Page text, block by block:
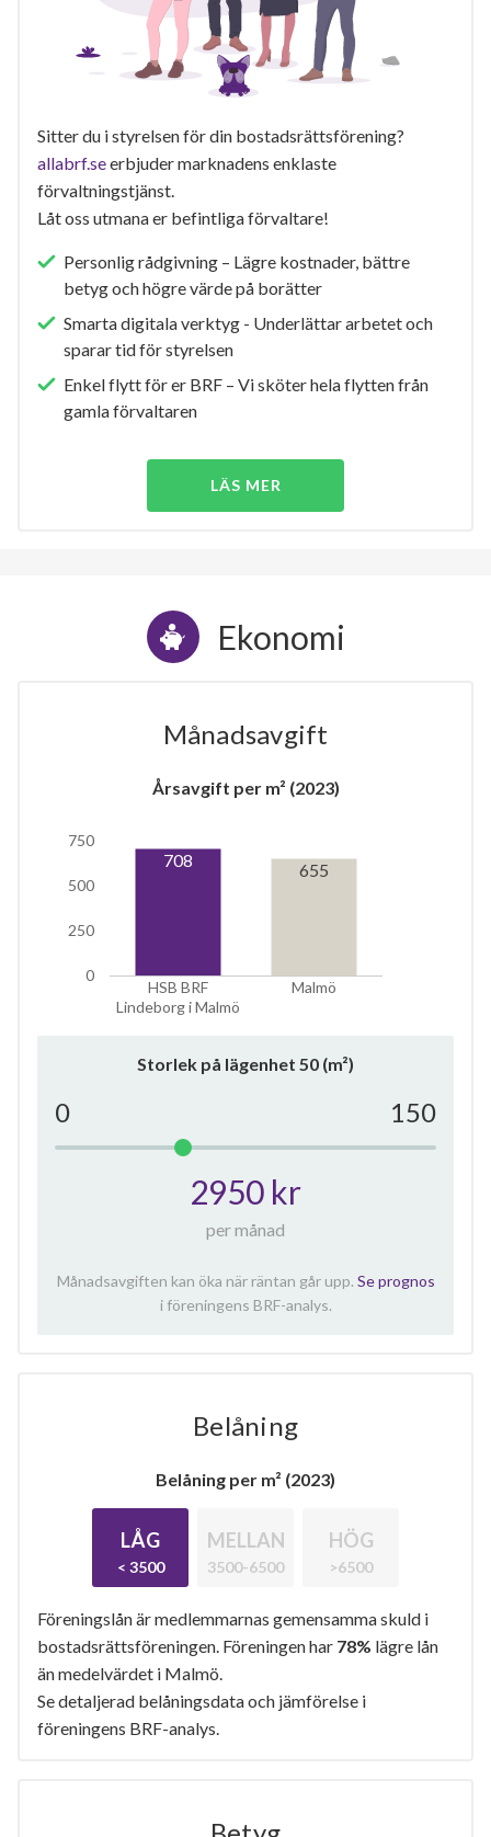
Sitter du i styrelsen för din bostadsrättsförening?
allabrf.seerbjuder marknadens enklaste
förvaltningstjänst.
Låt oss utmana er befintliga förvaltare!
Personlig rådgivning – Lägre kostnader, bättre
betyg och högre värde på borätter
Smarta digitala verktyg - Underlättar arbetet och
sparar tid för styrelsen
Enkel flytt för er BRF – Vi sköter hela flytten från
gamla förvaltaren
LÄS MER
Ekonomi
Månadsavgift
Årsavgift per m² (2023)
HSB BRF
Lindeborg i Malmö
Malmö
0
250
500
750
708 655
Storlek på lägenhet 50 (m²)
0 150
2950 kr
per månad
Månadsavgiften kan öka när räntan går upp. Se prognos
i föreningens BRF-analys.
Belåning
Belåning per m² (2023)
LÅG
< 3500
MELLAN
3500-6500
HÖG
>6500
Föreningslån är medlemmarnas gemensamma skuld i
bostadsrättsföreningen. Föreningen har 78% lägre lån
än medelvärdet i Malmö.
Se detaljerad belåningsdata och jämförelse i
föreningens BRF-analys.